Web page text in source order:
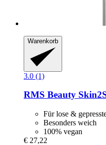
Warenkorb
3.0 (1)
RMS Beauty
Für lose &
Besonders weich
100% vegan
€ 27,22